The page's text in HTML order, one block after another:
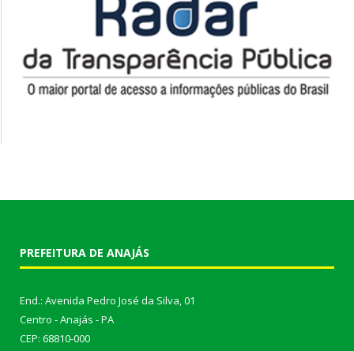
PREFEITURA DE ANAJÁS
End.: Avenida Pedro José da Silva, 01
Centro - Anajás - PA
CEP: 68810-000